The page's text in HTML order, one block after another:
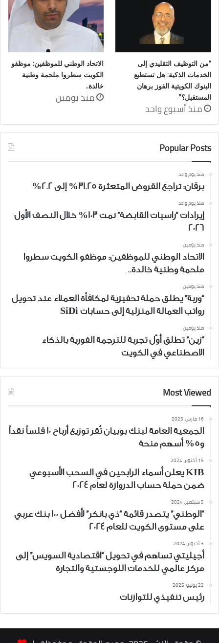
“من التوظيف التقليدي إلى
الخدمات الذكية: هل تستطيع
البنوك الكويتية الفوز برهان
المستقبل؟”
منذ أسبوع واحد
الاتحاد الوطني للموظفين: موظفو
الكويت سطروا ملحمة وطنية
خالدة..
منذ يومين
Popular Posts
منذ يوم واحد
برقان: تراجع القروض المتعثرة 31.25% إلى 2.2%
منذ يوم واحد
إيرادات “راسيات القابضة” نمت 103% خلال النصف الأول
2026
منذ يومين
الاتحاد الوطني للموظفين: موظفو الكويت سطروا
ملحمة وطنية خالدة..
منذ يومين
“وربة” يطلق حملة تحفيزية لمكافأة العملاء عند تحويل
رواتب العمالة المنزلية إلى حسابات SiDi
منذ يومين
“زين” تطلق أوّل تجربة للترجمة الفورية بالذكاء
الاصطناعي في الكويت
Most Viewed
16 مارس، 2025
الجمعية العامة لبنك بوبيان تُقر توزيع أرباح 10 فلساً نقداً
و5% أسهم منحة
15 أكتوبر، 2024
KIB يعلن أسماء الرابحين في السحب الأسبوعي
ضمن حملة حساب الدروازة لعام 2024
5 سبتمبر، 2024
“الوطني” يتصدر قائمة “ذي بانكر” لأفضل 100 بنك عربي
على مستوى الكويت للعام 2024
3 أكتوبر، 2024
أجيليتي تساهم في تحويل “اقتصادية السويس” إلى
مركز عالمي للخدمات اللوجستية والتجارة
22 يونيو، 2025
رئيس تنفيذي للتوازنات